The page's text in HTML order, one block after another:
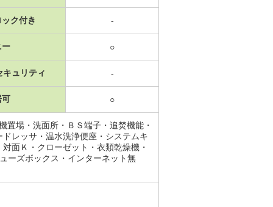
ク付き -
ー ○
キュリティ -
可 ○
置場・洗面所・ＢＳ端子・追焚機能・
レッサ・温水洗浄便座・システムキ
面Ｋ・クローゼット・衣類乾燥機・
ーズボックス・インターネット無